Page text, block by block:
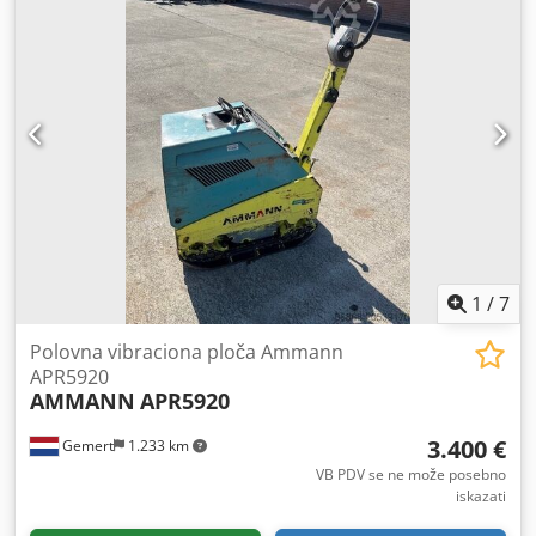
1 /7
Gemert 1.233 km
Polovna vibraciona ploča Ammann
APR5920
AMMANN APR5920
3.400 €
VB PDV se ne može posebno
iskazati